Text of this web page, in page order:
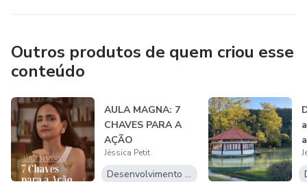
Outros produtos de quem criou esse
conteúdo
AULA MAGNA: 7
CHAVES PARA A
AÇÃO
Jéssica Petit
Desenvolvimento Pessoal